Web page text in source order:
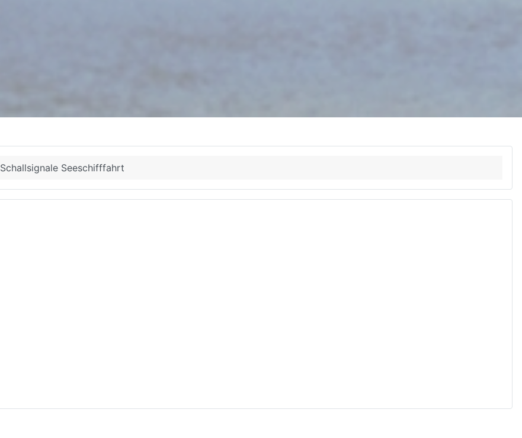
Schallsignale Seeschifffahrt